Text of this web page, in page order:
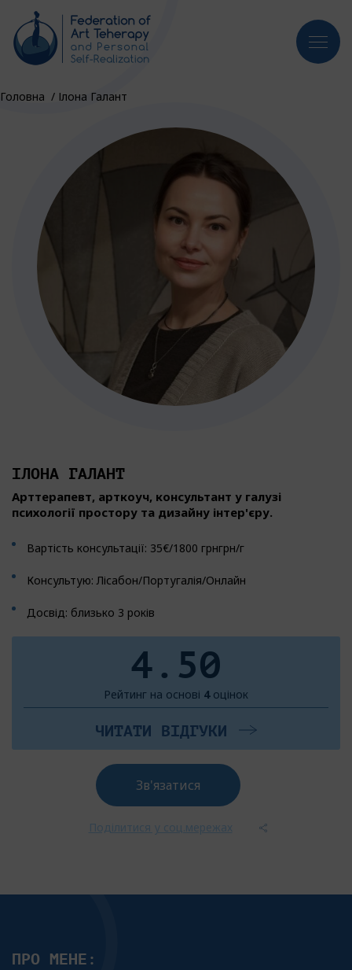
Головна / Ілона Галант
ІЛОНА ГАЛАНТ
Арттерапевт, арткоуч, консультант у галузі
психології простору та дизайну інтер'єру.
Вартість консультації: 35€/1800 грнгрн/г
Консультую: Лісабон/Португалія/Онлайн
Досвід: близько 3 років
4.50
Рейтинг на основі 4оцінок
ЧИТАТИ ВІДГУКИ
Зв'язатися
Поділитися у соц.мережах
ПРО МЕНЕ: